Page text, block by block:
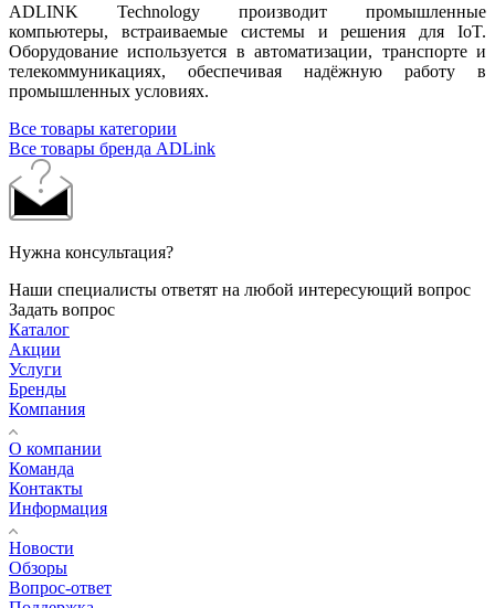
ADLINK Technology производит промышленные
компьютеры, встраиваемые системы и решения для IoT.
Оборудование используется в автоматизации, транспорте и
телекоммуникациях, обеспечивая надёжную работу в
промышленных условиях.
Все товары категории
Все товары бренда ADLink
Нужна консультация?
Наши специалисты ответят на любой интересующий вопрос
Задать вопрос
Каталог
Акции
Услуги
Бренды
Компания
О компании
Команда
Контакты
Информация
Новости
Обзоры
Вопрос-ответ